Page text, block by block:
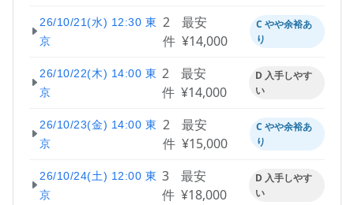
26/10/21(水) 12:30 東
京
2
件
最安
¥14,000
C やや余裕あ
り
26/10/22(木) 14:00 東
京
2
件
最安
¥14,000
D 入手しやす
い
26/10/23(金) 14:00 東
京
2
件
最安
¥15,000
C やや余裕あ
り
26/10/24(土) 12:00 東
京
3
件
最安
¥18,000
D 入手しやす
い